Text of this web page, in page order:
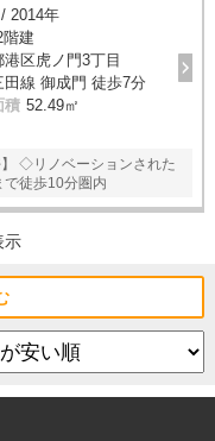
2014年
建
港区虎ノ門3丁目
田線 御成門 徒歩7分
積 52.49㎡
】 ◇リノベーションされた
徒歩10分圏内
示